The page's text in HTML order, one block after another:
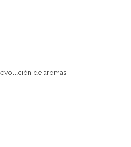
de aromas